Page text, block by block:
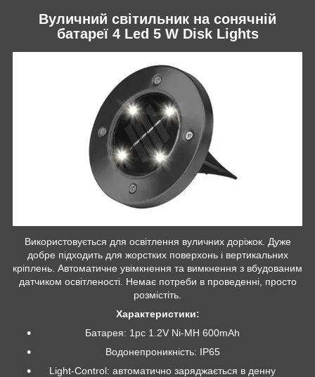
Вуличний світильник на сонячній
батареї 4 Led 5 W Disk Lights
Використовується для освітлення вуличних доріжок. Дуже
добре підходить для жорстких поверхонь і вертикальних
кріплень. Автоматичне увімкнення та вимкнення з вбудованим
датчиком освітленості. Немає потреби в проведенні, просто
розмістіть.
Характеристики:
Батарея: 1pc 1.2V Ni-MH 600mAh
Водонепроникність: IP65
Light-Control: автоматично заряджається в денну